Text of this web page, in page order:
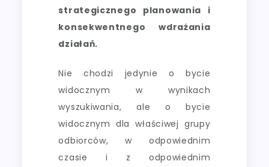
strategicznego planowania i
konsekwentnego wdrażania
działań.
Nie chodzi jedynie o bycie
widocznym w wynikach
wyszukiwania, ale o bycie
widocznym dla właściwej grupy
odbiorców, w odpowiednim
czasie i z odpowiednim